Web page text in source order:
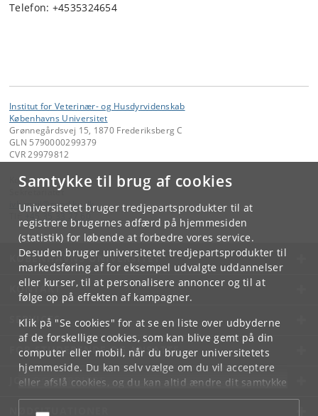
Samtykke til brug af cookies
Universitetet bruger tredjepartsprodukter til at
registrere brugernes adfærd på hjemmesiden
(statistik) for løbende at forbedre vores service.
Desuden bruger universitetet tredjepartsprodukter til
markedsføring af for eksempel udvalgte uddannelser
eller kurser, til at personalisere annoncer og til at
følge op på effekten af kampagner.
Klik på "Se cookies" for at se en liste over udbyderne
af de forskellige cookies, som kan blive gemt på din
computer eller mobil, når du bruger universitetets
hjemmeside. Du kan selv vælge om du vil acceptere
eller afslå cookies, og du kan altid ændre dit samtykke
underCookie- og privatlivspolitiksom du finder i
bunden af hver side.
Telefon: +4535324654
Institut for Veterinær- og Husdyrvidenskab
Københavns Universitet
Grønnegårdsvej 15, 1870 Frederiksberg C
GLN 5790000299379
CVR 29979812
Kontakt:
Sekretariatet
ivh-mail@sund.ku. dk
KØBENHAVNS UNIVERSITET
KONTAKT
SERVICES
FOR STUDERENDE OG ANSATTE
JOB OG KARRIERE
NØDSITUATIONER